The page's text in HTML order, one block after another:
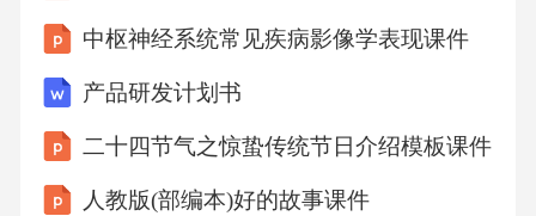
中枢神经系统常见疾病影像学表现课件
产品研发计划书
二十四节气之惊蛰传统节日介绍模板课件
人教版(部编本)好的故事课件